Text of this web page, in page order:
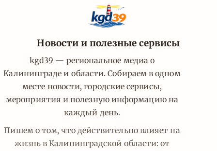
Новости и полезные сервисы
kgd39 — региональное медиа о
Калининграде и области. Собираем в одном
месте новости, городские сервисы,
мероприятия и полезную информацию на
каждый день.
Пишем о том, что действительно влияет на
жизнь в Калининградской области: от